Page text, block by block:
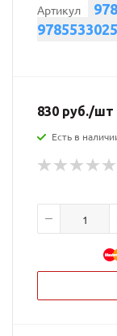
Артикул
830 руб./шт
Есть в